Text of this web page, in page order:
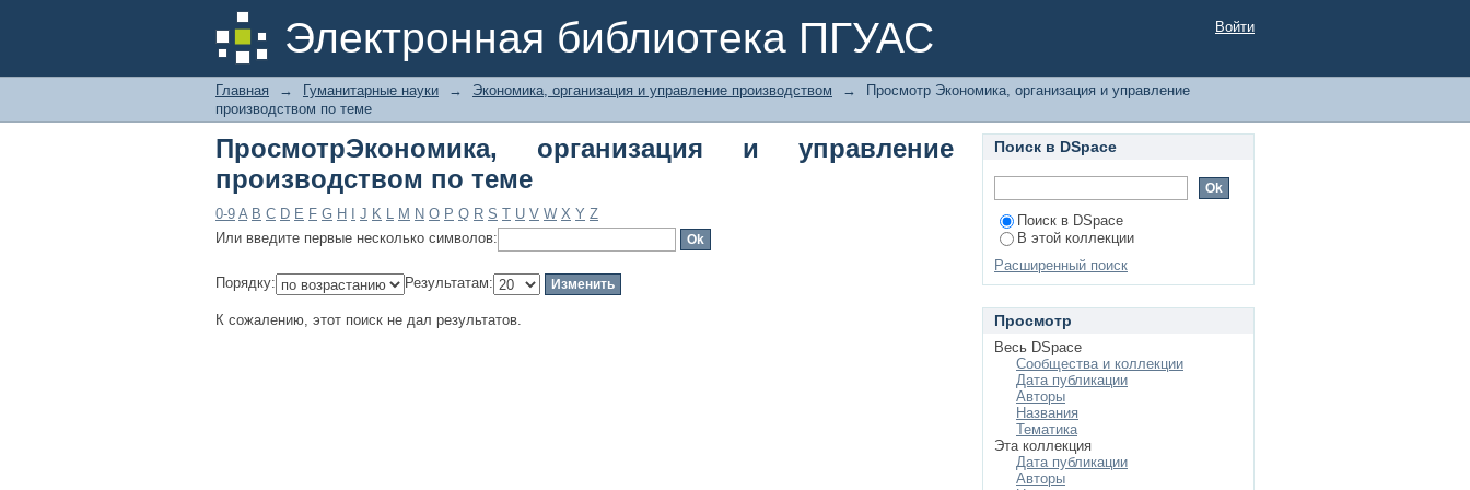
Электронная библиотека ПГУАС
ПросмотрЭкономика, организация и управление производством по теме Войти
Главная → Гуманитарные науки → Экономика, организация и управление производством →
Просмотр Экономика, организация и управление
производством по теме
ПросмотрЭкономика, организация и управление
производством по теме
0-9 A B C D E F G H J K L M N O P Q R S T U V W X Y Z
Или введите первые несколько символов:
Порядку: Результатам:
К сожалению, этот поиск не дал результатов.
Поиск в DSpace
Поиск в DSpace
В этой коллекции
Расширенный поиск
Просмотр
Весь DSpace
Сообщества и коллекции
Дата публикации
Авторы
Названия
Тематика
Эта коллекция
Дата публикации
Авторы